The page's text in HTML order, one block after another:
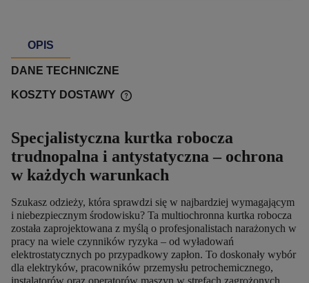
OPIS
DANE TECHNICZNE
KOSZTY DOSTAWY
Specjalistyczna kurtka robocza
trudnopalna i antystatyczna – ochrona
w każdych warunkach
Szukasz odzieży, która sprawdzi się w najbardziej wymagającym
i niebezpiecznym środowisku? Ta multiochronna kurtka robocza
została zaprojektowana z myślą o profesjonalistach narażonych w
pracy na wiele czynników ryzyka – od wyładowań
elektrostatycznych po przypadkowy zapłon. To doskonały wybór
dla elektryków, pracowników przemysłu petrochemicznego,